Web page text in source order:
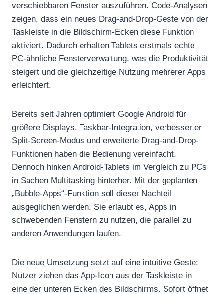
verschiebbaren Fenster auszuführen. Code-Analysen
zeigen, dass ein neues Drag-and-Drop-Geste von der
Taskleiste in die Bildschirm-Ecken diese Funktion
aktiviert. Dadurch erhalten Tablets erstmals echte
PC-ähnliche Fensterverwaltung, was die Produktivität
steigert und die gleichzeitige Nutzung mehrerer Apps
erleichtert.
Bereits seit Jahren optimiert Google Android für
größere Displays. Taskbar-Integration, verbesserter
Split-Screen-Modus und erweiterte Drag-and-Drop-
Funktionen haben die Bedienung vereinfacht.
Dennoch hinken Android-Tablets im Vergleich zu PCs
in Sachen Multitasking hinterher. Mit der geplanten
„Bubble-Apps“-Funktion soll dieser Nachteil
ausgeglichen werden. Sie erlaubt es, Apps in
schwebenden Fenstern zu nutzen, die parallel zu
anderen Anwendungen laufen.
Die neue Umsetzung setzt auf eine intuitive Geste:
Nutzer ziehen das App-Icon aus der Taskleiste in
eine der unteren Ecken des Bildschirms. Sofort öffnet